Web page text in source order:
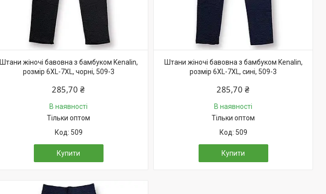
Штани жіночі бавовна з бамбуком Kenalin,
розмір 6XL-7XL, чорні, 509-3
285,70 ₴
В наявності
Тільки оптом
509
Купити
Штани жіночі бавовна з бамбуком Kenalin,
розмір 6XL-7XL, сині, 509-3
285,70 ₴
В наявності
Тільки оптом
509
Купити